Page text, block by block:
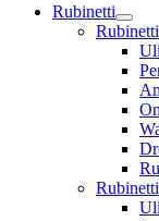
Rubinetti